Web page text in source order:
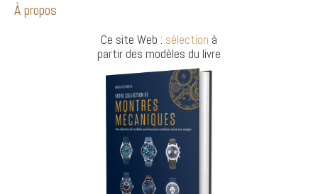
À propos
Ce site Web : sélection à
partir des modèles du livre